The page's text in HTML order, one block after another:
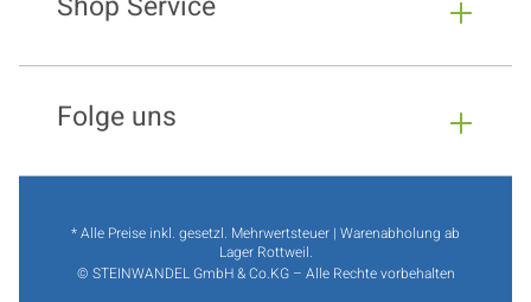
Folge uns
* Alle Preise inkl. gesetzl. Mehrwertsteuer | Warenabholung ab
Lager Rottweil.
© STEINWANDEL GmbH & Co.KG – Alle Rechte vorbehalten